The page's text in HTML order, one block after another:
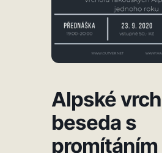
Alpské
beseda s
promítáním